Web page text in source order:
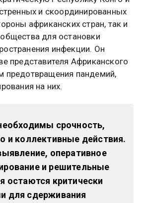
и скоординированных
африканских стран, так и
для остановки
инфекции. Он
представителя Африканского
предотвращения пандемий,
на них.
срочность,
и коллективные действия.
оперативное
и решительные
остаются критически
для сдерживания